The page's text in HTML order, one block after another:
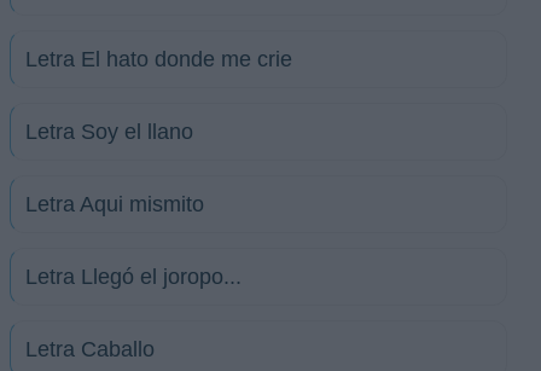
Letra El hato donde me crie
Letra Soy el llano
Letra Aqui mismito
Letra Llegó el joropo...
Letra Caballo